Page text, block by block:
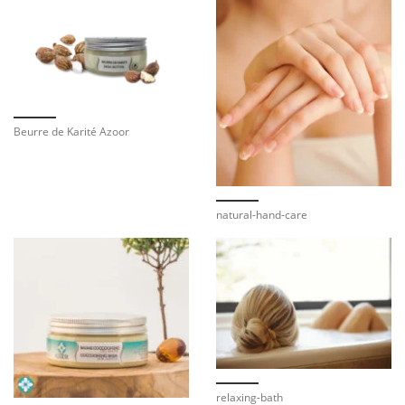
Beurre de Karité Azoor
natural-hand-care
relaxing-bath